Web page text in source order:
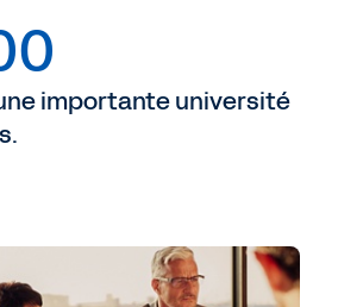
importante université